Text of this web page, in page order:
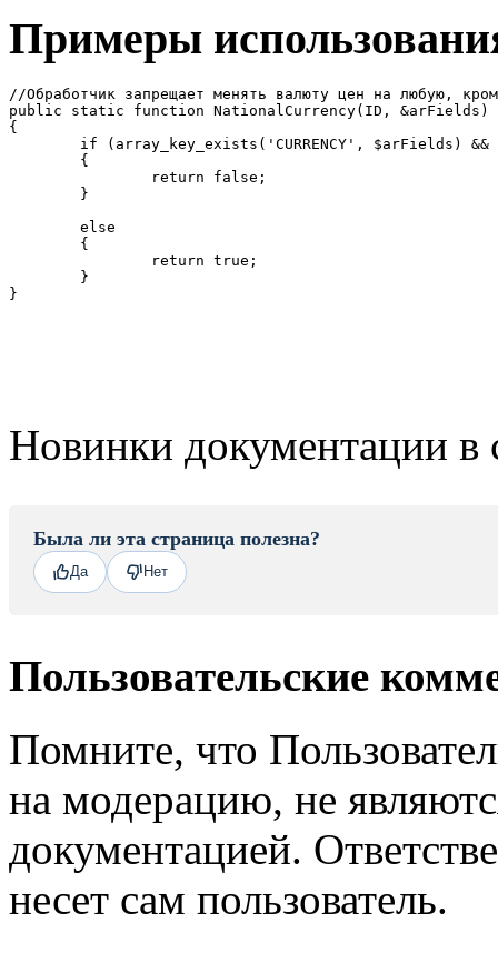
Примеры
//Обработчик запрещает менять валюту цен на любую,
public static function NationalCurrency(ID,
{
}
Новинки документации в
Была ли эта страница полезна?
Да Нет
Пользовательские
Помните, что
на модерацию, не
документацией.
несет сам пользователь.